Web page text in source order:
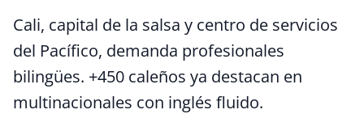
Cali, capital de la salsa y centro de servicios
del Pacífico, demanda profesionales
bilingües. +450 caleños ya destacan en
multinacionales con inglés fluido.